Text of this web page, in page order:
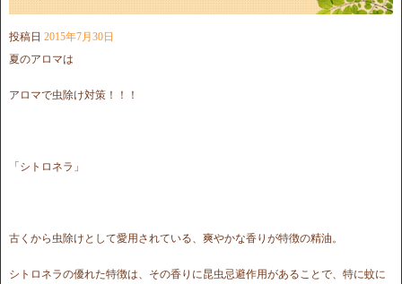
投稿日 2015年7月30日
夏のアロマは
アロマで虫除け対策！！！
「シトロネラ」
古くから虫除けとして愛用されている、爽やかな香りが特徴の精油。
シトロネラの優れた特徴は、その香りに昆虫忌避作用があることで、特に蚊に